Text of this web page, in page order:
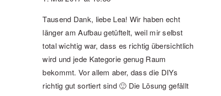
Tausend Dank, liebe Lea! Wir haben echt
länger am Aufbau getüftelt, weil mir selbst
total wichtig war, dass es richtig übersichtlich
wird und jede Kategorie genug Raum
bekommt. Vor allem aber, dass die DIYs
richtig gut sortiert sind 🙂 Die Lösung gefällt